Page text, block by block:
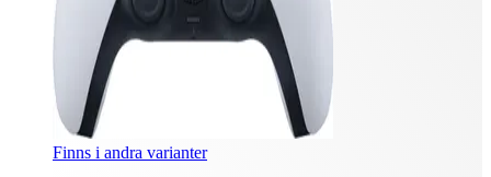
Finns i andra varianter